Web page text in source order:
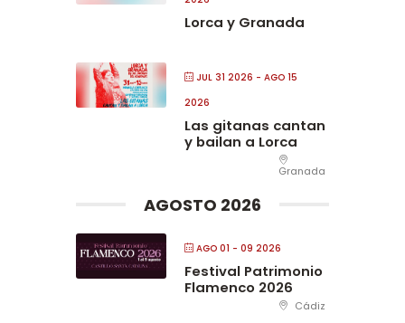
Lorca y Granada
JUL 31 2026 - AGO 15
2026
Las gitanas cantan
y bailan a Lorca
Granada
AGOSTO 2026
AGO 01 - 09 2026
Festival Patrimonio
Flamenco 2026
Cádiz